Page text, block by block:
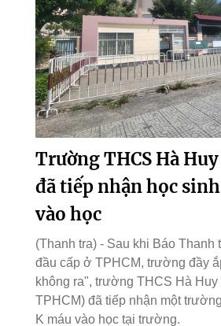
Trường THCS Hà
đã tiếp nhận học
vào học
(Thanh tra) - Sau khi Báo Thanh
đầu cấp ở TPHCM, trường đầy
không ra", trường THCS Hà
TPHCM) đã tiếp nhận một
K máu vào học tại trường.